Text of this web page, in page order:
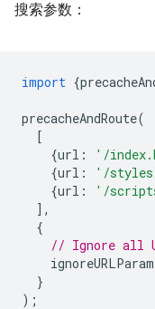
搜索参数：
import {
precacheAndRoute(
[
{url : '/
{url : '/styles/
{url : '/
],
{
// Ignore all
}
);